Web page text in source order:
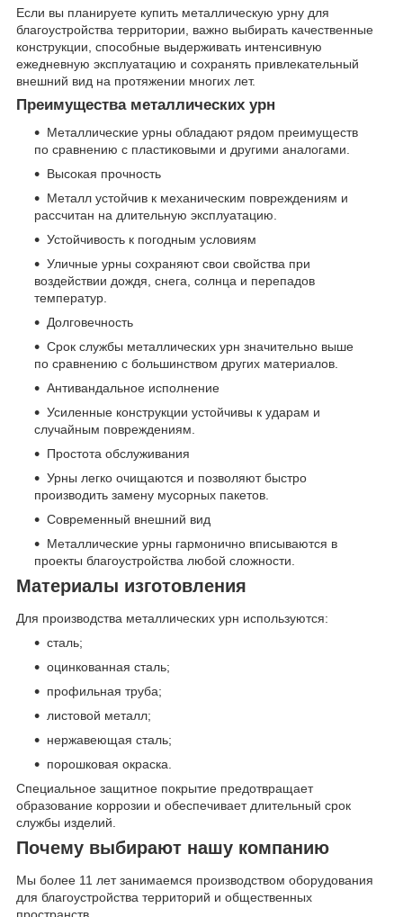
Если вы планируете купить металлическую урну для
благоустройства территории, важно выбирать качественные
конструкции, способные выдерживать интенсивную
ежедневную эксплуатацию и сохранять привлекательный
внешний вид на протяжении многих лет.
Преимущества металлических урн
Металлические урны обладают рядом преимуществ
по сравнению с пластиковыми и другими аналогами.
Высокая прочность
Металл устойчив к механическим повреждениям и
рассчитан на длительную эксплуатацию.
Устойчивость к погодным условиям
Уличные урны сохраняют свои свойства при
воздействии дождя, снега, солнца и перепадов
температур.
Долговечность
Срок службы металлических урн значительно выше
по сравнению с большинством других материалов.
Антивандальное исполнение
Усиленные конструкции устойчивы к ударам и
случайным повреждениям.
Простота обслуживания
Урны легко очищаются и позволяют быстро
производить замену мусорных пакетов.
Современный внешний вид
Металлические урны гармонично вписываются в
проекты благоустройства любой сложности.
Материалы изготовления
Для производства металлических урн используются:
сталь;
оцинкованная сталь;
профильная труба;
листовой металл;
нержавеющая сталь;
порошковая окраска.
Специальное защитное покрытие предотвращает
образование коррозии и обеспечивает длительный срок
службы изделий.
Почему выбирают нашу компанию
Мы более 11 лет занимаемся производством оборудования
для благоустройства территорий и общественных
пространств.